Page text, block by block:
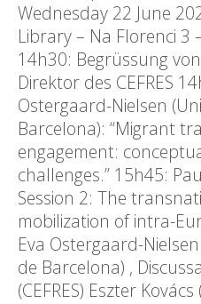
Wednesday 22 June
Library – Na Florenci 3
14h30: Begrüssung
Direktor des CEFRES
Ostergaard-Nielsen
Barcelona): “Migrant
engagement:
challenges.” 15h45:
Session 2: The
mobilization of intra-
Eva Ostergaard-
de Barcelona) ‚
(CEFRES) Eszter